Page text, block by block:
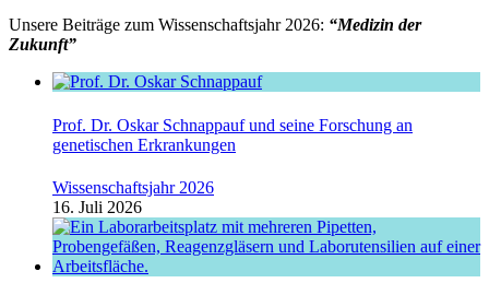
Unsere Beiträge zum Wissenschaftsjahr 2026: “Medizin der
Zukunft”
Prof. Dr. Oskar Schnappauf und seine Forschung an
genetischen Erkrankungen
Wissenschaftsjahr 2026
16. Juli 2026